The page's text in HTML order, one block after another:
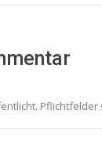
Pflichtfelder